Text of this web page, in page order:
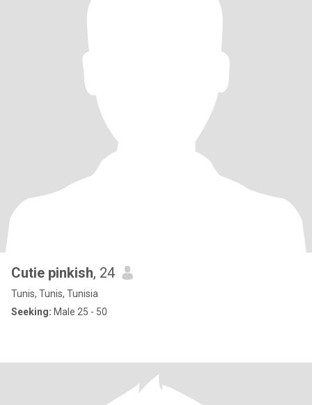
Cutie pinkish, 24
Tunis, Tunis, Tunisia
Seeking: Male 25 - 50